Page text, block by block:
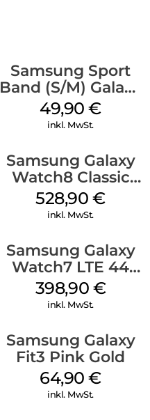
Samsung Sport
Band (S/M) Galaxy
Watch8/Watch8
Classic White
49,90€
inkl. MwSt.
Samsung Galaxy
Watch8 Classic
Black
528,90€
inkl. MwSt.
Samsung Galaxy
Watch7 LTE 44
mm Silver
398,90 €
inkl. MwSt.
Samsung Galaxy
Fit3 Pink Gold
64,90€
inkl. MwSt.